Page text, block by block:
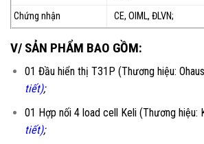
Chứng nhận
CE, OIML, ĐLVN;
V/ SẢN PHẨM BAO GỒM:
01 Đầu hiển thị T31P (Thương hiệu:
tiết);
01 Hợp nối 4 load cell Keli (Thương hiệu:
tiết);